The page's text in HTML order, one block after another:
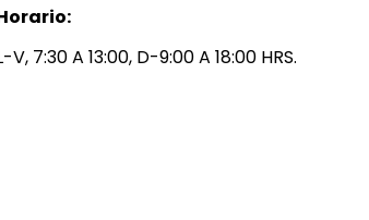
V, 7:30 A 13:00, D-9:00 A 18:00 HRS.